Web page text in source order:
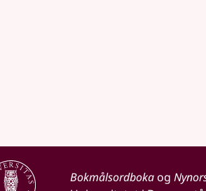
Bokmålsordbokaog